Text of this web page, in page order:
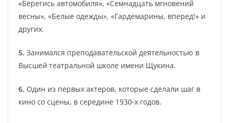
«Берегись автомобиля», «Семнадцать мгновений
весны», «Белые одежды», «Гардемарины, вперед!» и
других.
5. Занимался преподавательской деятельностью в
Высшей театральной школе имени Щукина.
6. Один из первых актеров, которые сделали шаг в
кино со сцены, в середине 1930-х годов.